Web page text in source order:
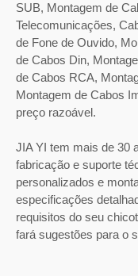
SUB, Montagem de
Telecomunicações,
de Fone de Ouvido,
de Cabos Din,
de Cabos RCA,
Montagem de Cabos
preço razoável.
JIA YI tem mais de 30
fabricação e suporte
personalizados e
especificações
requisitos do seu
fará sugestões para o